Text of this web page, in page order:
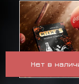
Нет в